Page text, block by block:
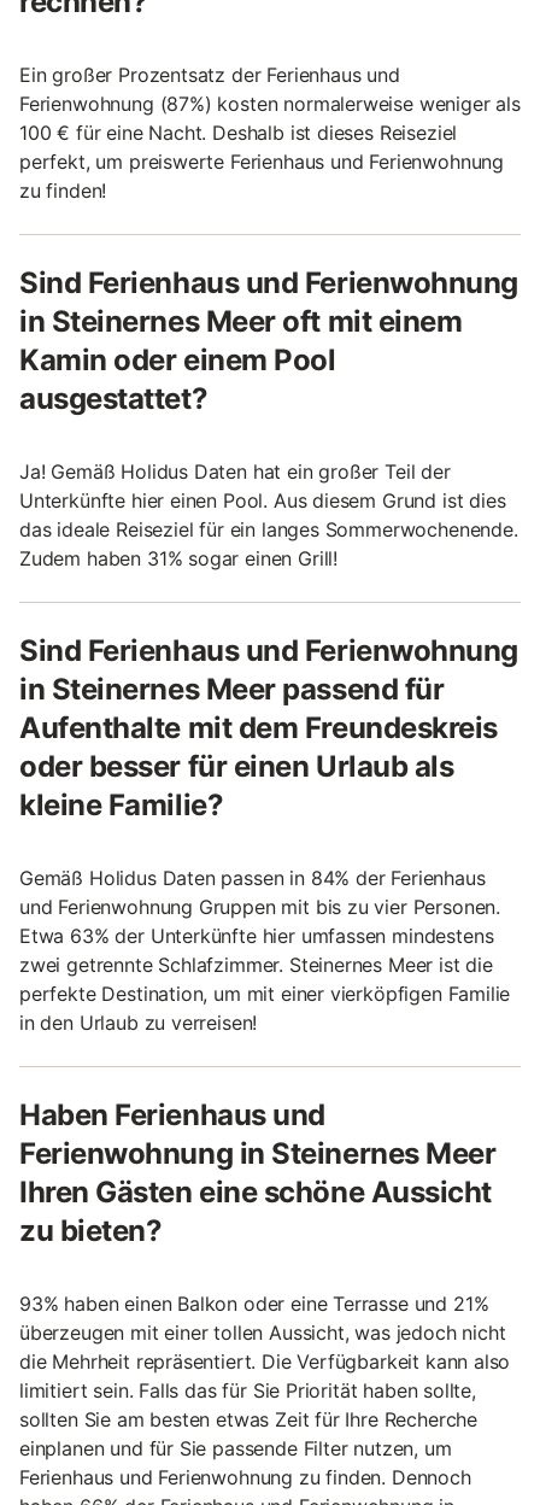
Ein großer Prozentsatz der Ferienhaus und
Ferienwohnung (87%) kosten normalerweise weniger als
100 € für eine Nacht. Deshalb ist dieses Reiseziel
perfekt, um preiswerte Ferienhaus und Ferienwohnung
zu finden!
Sind Ferienhaus und Ferienwohnung
in Steinernes Meer oft mit einem
Kamin oder einem Pool
ausgestattet?
Ja! Gemäß Holidus Daten hat ein großer Teil der
Unterkünfte hier einen Pool. Aus diesem Grund ist dies
das ideale Reiseziel für ein langes Sommerwochenende.
Zudem haben 31% sogar einen Grill!
Sind Ferienhaus und Ferienwohnung
in Steinernes Meer passend für
Aufenthalte mit dem Freundeskreis
oder besser für einen Urlaub als
kleine Familie?
Gemäß Holidus Daten passen in 84% der Ferienhaus
und Ferienwohnung Gruppen mit bis zu vier Personen.
Etwa 63% der Unterkünfte hier umfassen mindestens
zwei getrennte Schlafzimmer. Steinernes Meer ist die
perfekte Destination, um mit einer vierköpfigen Familie
in den Urlaub zu verreisen!
Haben Ferienhaus und
Ferienwohnung in Steinernes Meer
Ihren Gästen eine schöne Aussicht
zu bieten?
93% haben einen Balkon oder eine Terrasse und 21%
überzeugen mit einer tollen Aussicht, was jedoch nicht
die Mehrheit repräsentiert. Die Verfügbarkeit kann also
limitiert sein. Falls das für Sie Priorität haben sollte,
sollten Sie am besten etwas Zeit für Ihre Recherche
einplanen und für Sie passende Filter nutzen, um
Ferienhaus und Ferienwohnung zu finden. Dennoch